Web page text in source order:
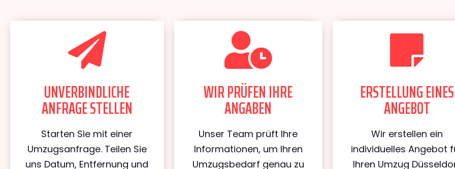
UNVERBINDLICHE
ANFRAGE STELLEN
Starten Sie mit einer
Umzugsanfrage. Teilen Sie
uns Datum, Entfernung und
WIR PRÜFEN IHRE
ANGABEN
Unser Team prüft Ihre
Informationen, um Ihren
Umzugsbedarf genau zu
ERSTELLUNG EINES
ANGEBOT
Wir erstellen ein
individuelles Angebot
Ihren Umzug